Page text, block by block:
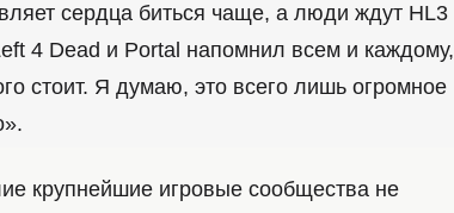
сердца биться чаще, а люди ждут HL3
4 Dead и Portal напомнил всем и каждому,
стоит. Я думаю, это всего лишь огромное
крупнейшие игровые сообщества не